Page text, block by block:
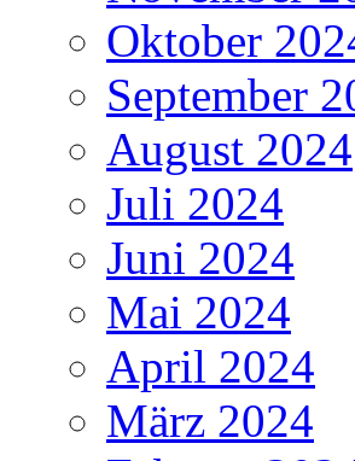
Oktober
September
August 2024
Juli 2024
Juni 2024
Mai 2024
April 2024
März 2024